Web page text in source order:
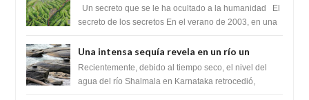
cambiaría por completo el destino de la
humanidad
Un secreto que se le ha ocultado a la humanidad El
secreto de los secretos En el verano de 2003, en una
Una intensa sequía revela en un río un
impresionante hallazgo de miles de Shiva
Lingas
Recientemente, debido al tiempo seco, el nivel del
agua del río Shalmala en Karnataka retrocedió,